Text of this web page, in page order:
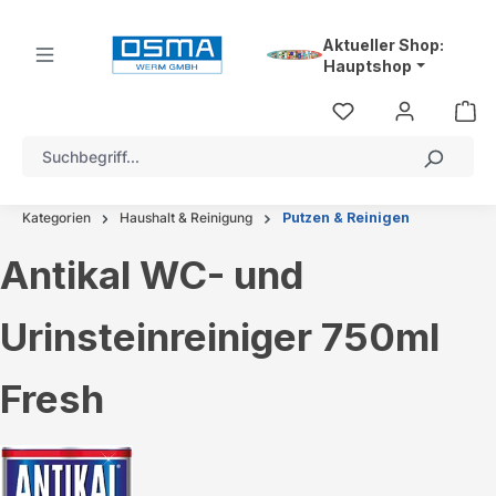
Aktueller Shop:
Hauptshop
Kategorien Haushalt & Reinigung Putzen & Reinigen
Antikal WC- und
Urinsteinreiniger 750ml
Fresh